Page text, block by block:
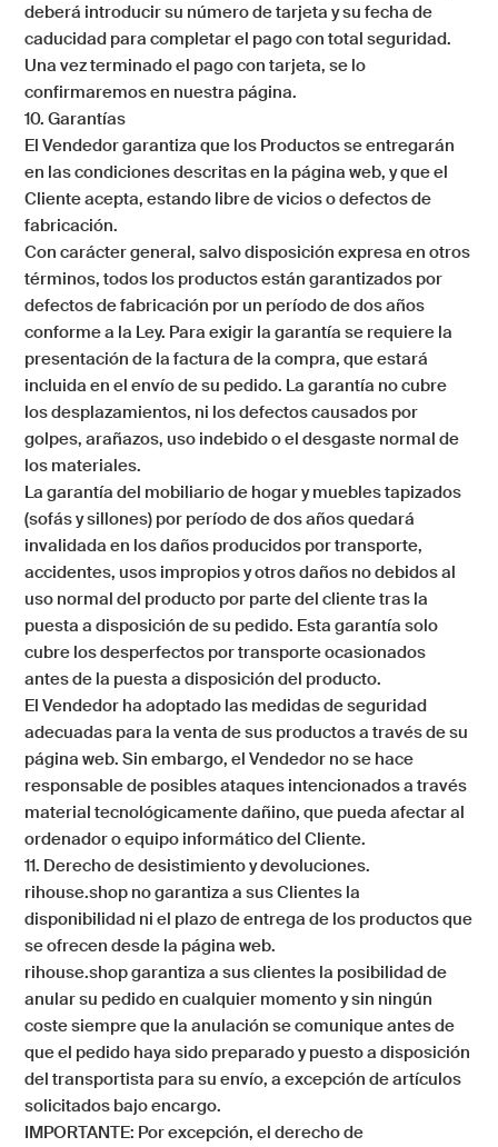
deberá introducir su número de tarjeta y su fecha de
caducidad para completar el pago con total seguridad.
Una vez terminado el pago con tarjeta, se lo
confirmaremos en nuestra página.
10. Garantías
El Vendedor garantiza que los Productos se entregarán
en las condiciones descritas en la página web, y que el
Cliente acepta, estando libre de vicios o defectos de
fabricación.
Con carácter general, salvo disposición expresa en otros
términos, todos los productos están garantizados por
defectos de fabricación por un período de dos años
conforme a la Ley. Para exigir la garantía se requiere la
presentación de la factura de la compra, que estará
incluida en el envío de su pedido. La garantía no cubre
los desplazamientos, ni los defectos causados por
golpes, arañazos, uso indebido o el desgaste normal de
los materiales.
La garantía del mobiliario de hogar y muebles tapizados
(sofás y sillones) por período de dos años quedará
invalidada en los daños producidos por transporte,
accidentes, usos impropios y otros daños no debidos al
uso normal del producto por parte del cliente tras la
puesta a disposición de su pedido. Esta garantía solo
cubre los desperfectos por transporte ocasionados
antes de la puesta a disposición del producto.
El Vendedor ha adoptado las medidas de seguridad
adecuadas para la venta de sus productos a través de su
página web. Sin embargo, el Vendedor no se hace
responsable de posibles ataques intencionados a través
material tecnológicamente dañino, que pueda afectar al
ordenador o equipo informático del Cliente.
11. Derecho de desistimiento y devoluciones.
rihouse.shop no garantiza a sus Clientes la
disponibilidad ni el plazo de entrega de los productos que
se ofrecen desde la página web.
rihouse.shopgarantiza a sus clientes la posibilidad de
anular su pedido en cualquier momento y sin ningún
coste siempre que la anulación se comunique antes de
que el pedido haya sido preparado y puesto a disposición
del transportista para su envío, a excepción de artículos
solicitados bajo encargo.
IMPORTANTE: Por excepción, el derecho de